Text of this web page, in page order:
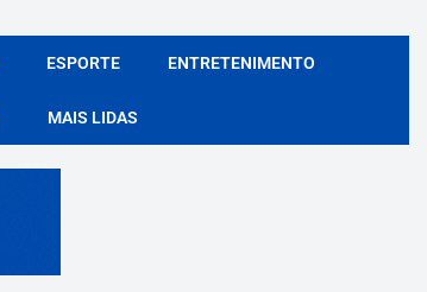
ESPORTE ENTRETENIMENTO
MAIS LIDAS